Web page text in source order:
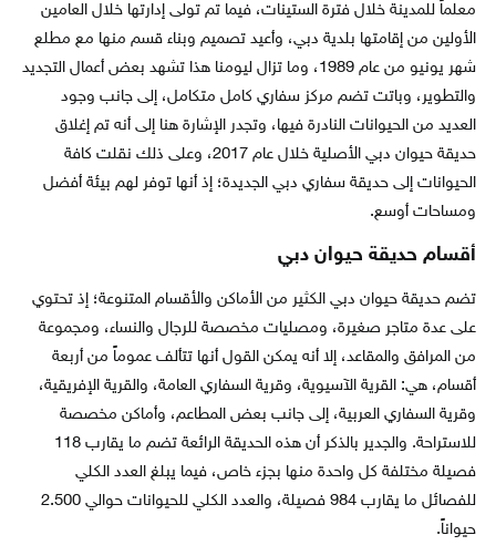
معلماً للمدينة خلال فترة الستينات، فيما تم تولى إدارتها خلال العامين
الأولين من إقامتها بلدية دبي، وأعيد تصميم وبناء قسم منها مع مطلع
شهر يونيو من عام 1989، وما تزال ليومنا هذا تشهد بعض أعمال التجديد
والتطوير، وباتت تضم مركز سفاري كامل متكامل، إلى جانب وجود
العديد من الحيوانات النادرة فيها، وتجدر الإشارة هنا إلى أنه تم إغلاق
حديقة حيوان دبي الأصلية خلال عام 2017، وعلى ذلك نقلت كافة
الحيوانات إلى حديقة سفاري دبي الجديدة؛ إذ أنها توفر لهم بيئة أفضل
ومساحات أوسع.
أقسام حديقة حيوان دبي
تضم حديقة حيوان دبي الكثير من الأماكن والأقسام المتنوعة؛ إذ تحتوي
على عدة متاجر صغيرة، ومصليات مخصصة للرجال والنساء، ومجموعة
من المرافق والمقاعد، إلا أنه يمكن القول أنها تتألف عموماً من أربعة
أقسام، هي: القرية الآسيوية، وقرية السفاري العامة، والقرية الإفريقية،
وقرية السفاري العربية، إلى جانب بعض المطاعم، وأماكن مخصصة
للاستراحة. والجدير بالذكر أن هذه الحديقة الرائعة تضم ما يقارب 118
فصيلة مختلفة كل واحدة منها بجزء خاص، فيما يبلغ العدد الكلي
للفصائل ما يقارب 984 فصيلة، والعدد الكلي للحيوانات حوالي 2.500
حيواناً.